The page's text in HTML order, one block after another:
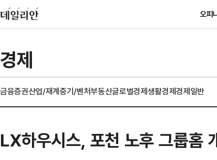
오피
경제
금융증권산업/재계중기/벤처부동산글로벌경제생활경제경제일반
LX하우시스, 포천 노후 그룹홈